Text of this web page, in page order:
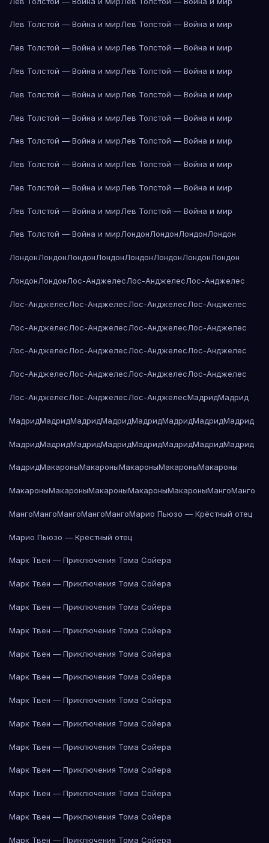
Лев Толстой — Война и мирЛев Толстой — Война и мир
Лев Толстой — Война и мирЛев Толстой — Война и мир
Лев Толстой — Война и мирЛев Толстой — Война и мир
Лев Толстой — Война и мирЛев Толстой — Война и мир
Лев Толстой — Война и мирЛев Толстой — Война и мир
Лев Толстой — Война и мирЛев Толстой — Война и мир
Лев Толстой — Война и мирЛев Толстой — Война и мир
Лев Толстой — Война и мирЛев Толстой — Война и мир
Лев Толстой — Война и мирЛев Толстой — Война и мир
Лев Толстой — Война и мирЛондонЛондонЛондонЛондон
ЛондонЛондонЛондонЛондонЛондонЛондонЛондонЛондон
ЛондонЛондонЛос-АнджелесЛос-АнджелесЛос-Анджелес
Лос-АнджелесЛос-АнджелесЛос-АнджелесЛос-Анджелес
Лос-АнджелесЛос-АнджелесЛос-АнджелесЛос-Анджелес
Лос-АнджелесЛос-АнджелесЛос-АнджелесЛос-Анджелес
Лос-АнджелесЛос-АнджелесЛос-АнджелесЛос-Анджелес
Лос-АнджелесЛос-АнджелесЛос-АнджелесМадридМадрид
МадридМадридМадридМадридМадридМадридМадридМадрид
МадридМадридМадридМадридМадридМадридМадридМадрид
МадридМакароныМакароныМакароныМакароныМакароны
МакароныМакароныМакароныМакароныМакароныМангоМанго
МангоМангоМангоМангоМангоМарио Пьюзо — Крёстный отец
Марио Пьюзо — Крёстный отец
Марк Твен — Приключения Тома Сойера
Марк Твен — Приключения Тома Сойера
Марк Твен — Приключения Тома Сойера
Марк Твен — Приключения Тома Сойера
Марк Твен — Приключения Тома Сойера
Марк Твен — Приключения Тома Сойера
Марк Твен — Приключения Тома Сойера
Марк Твен — Приключения Тома Сойера
Марк Твен — Приключения Тома Сойера
Марк Твен — Приключения Тома Сойера
Марк Твен — Приключения Тома Сойера
Марк Твен — Приключения Тома Сойера
Марк Твен — Приключения Тома Сойера